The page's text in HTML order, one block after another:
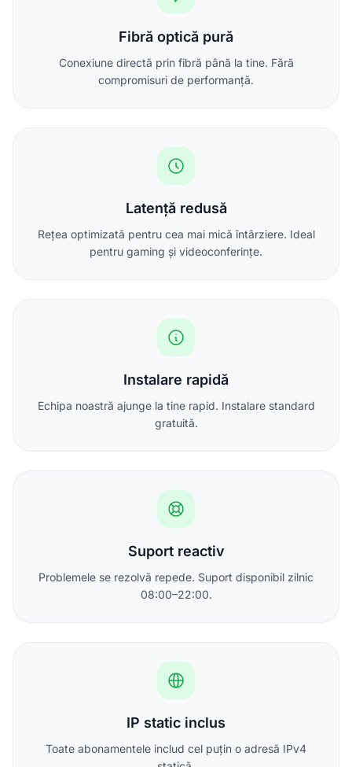
Fibră optică pură
Conexiune directă prin fibră până la tine. Fără
compromisuri de performanță.
Latență redusă
Rețea optimizată pentru cea mai mică întârziere. Ideal
pentru gaming și videoconferințe.
Instalare rapidă
Echipa noastră ajunge la tine rapid. Instalare standard
gratuită.
Suport reactiv
Problemele se rezolvă repede. Suport disponibil zilnic
08:00–22:00.
IP static inclus
Toate abonamentele includ cel puțin o adresă IPv4